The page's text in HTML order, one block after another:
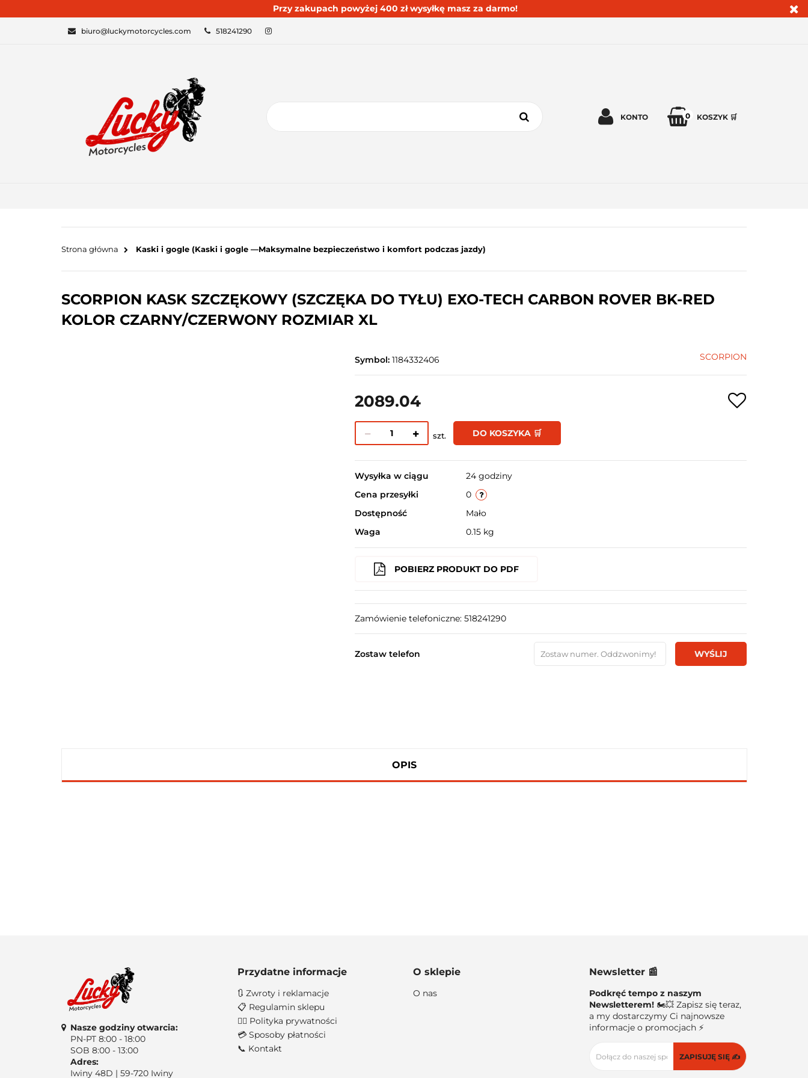
Przy zakupach powyżej 400 zł wysyłkę masz za darmo!
biuro@luckymotorcycles.com 518241290
KONTO 0 KOSZYK 🛒
KATEGORIE BESTSELLERY
Strona główna Kaski i gogle (Kaski i gogle —Maksymalne bezpieczeństwo i komfort podczas jazdy)
SCORPION KASK SZCZĘKOWY (SZCZĘKA DO TYŁU) EXO-TECH CARBON ROVER BK-RED
KOLOR CZARNY/CZERWONY ROZMIAR XL
Symbol: 1184332406 SCORPION
2089.04
szt. DO KOSZYKA 🛒
Wysyłka w ciągu
24 godziny
Cena przesyłki
0
Dostępność
Mało
Waga
0.15 kg
POBIERZ PRODUKT DO PDF
Zamówienie telefoniczne: 518241290
Zostaw telefon WYŚLIJ
OPIS
Nasze godziny otwarcia:
PN-PT 8:00 - 18:00
SOB 8:00 - 13:00
Adres:
Iwiny 48D | 59-720 Iwiny
Przydatne informacje
🔃 Zwroty i reklamacje
📋 Regulamin sklepu
🐱‍👤 Polityka prywatności
💳 Sposoby płatności
📞 Kontakt
O sklepie
O nas
Newsletter 📰
Podkręć tempo z naszym
Newsletterem!🏍️💥 Zapisz się teraz,
a my dostarczymy Ci najnowsze
informacje o promocjach ⚡